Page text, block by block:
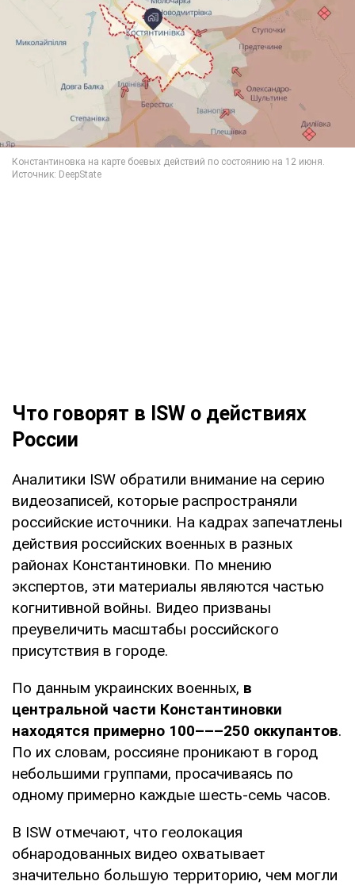
Что говорят в ISW о действиях
России
Аналитики ISW обратили внимание на серию
видеозаписей, которые распространяли
российские источники. На кадрах запечатлены
действия российских военных в разных
районах Константиновки. По мнению
экспертов, эти материалы являются частью
когнитивной войны. Видео призваны
преувеличить масштабы российского
присутствия в городе.
По данным украинских военных, в
центральной части Константиновки
находятся примерно 100–––250 оккупантов.
По их словам, россияне проникают в город
небольшими группами, просачиваясь по
одному примерно каждые шесть-семь часов.
В ISW отмечают, что геолокация
обнародованных видео охватывает
значительно большую территорию, чем могли